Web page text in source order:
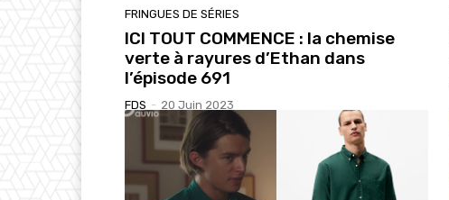
FRINGUES DE SÉRIES
ICI TOUT COMMENCE : la chemise
verte à rayures d’Ethan dans
l’épisode 691
FDS - 20 Juin 2023